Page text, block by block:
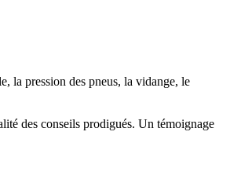
la pression des pneus, la vidange, le
des conseils prodigués. Un témoignage